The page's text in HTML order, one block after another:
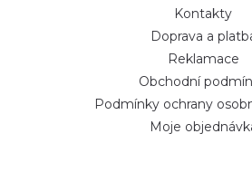
Kontakty
Doprava a
Reklamace
Obchodní
Podmínky ochrany
Moje